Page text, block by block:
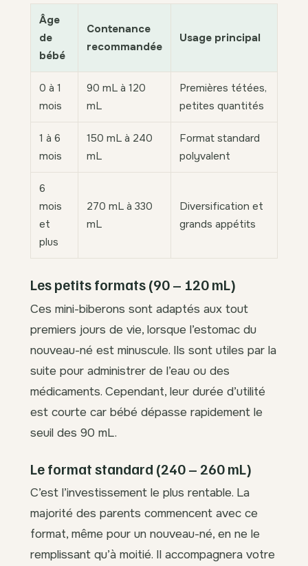
Âge
de
bébé
Contenance
recommandée
Usage principal
0 à 1
mois
90 mL à 120
mL
Premières tétées,
petites quantités
1 à 6
mois
150 mL à 240
mL
Format standard
polyvalent
6
mois
et
plus
270 mL à 330
mL
Diversification et
grands appétits
Les petits formats (90 – 120 mL)
Ces mini-biberons sont adaptés aux tout
premiers jours de vie, lorsque l’estomac du
nouveau-né est minuscule. Ils sont utiles par la
suite pour administrer de l’eau ou des
médicaments. Cependant, leur durée d’utilité
est courte car bébé dépasse rapidement le
seuil des 90 mL.
Le format standard (240 – 260 mL)
C’est l’investissement le plus rentable. La
majorité des parents commencent avec ce
format, même pour un nouveau-né, en ne le
remplissant qu’à moitié. Il accompagnera votre